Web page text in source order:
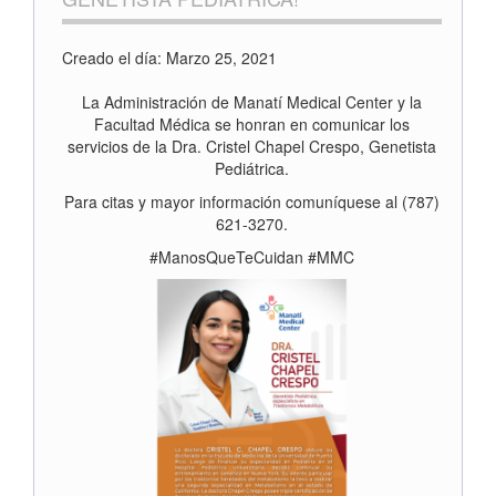
Creado el día: Marzo 25, 2021
La Administración de Manatí Medical Center y la
Facultad Médica se honran en comunicar los
servicios de la Dra. Cristel Chapel Crespo, Genetista
Pediátrica.
Para citas y mayor información comuníquese al (787)
621-3270.
#ManosQueTeCuidan #MMC